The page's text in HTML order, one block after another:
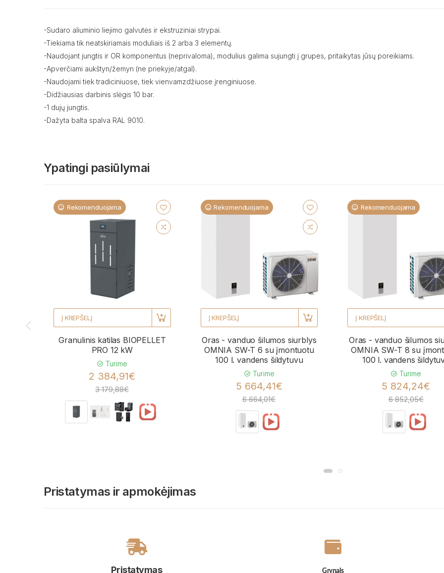
-Sudaro aliuminio liejimo galvutės ir ekstruziniai strypai.
-Tiekiama tik neatskiriamais moduliais iš 2 arba 3 elementų.
-Naudojant jungtis ir OR komponentus (neprivaloma), modulius galima sujungti į grupes, pritaikytas jūsų poreikiams.
-Apverčiami aukštyn/žemyn (ne priekyje/atgal).
-Naudojami tiek tradiciniuose, tiek vienvamzdžiuose įrenginiuose.
-Didžiausias darbinis slėgis 10 bar.
-1 dujų jungtis.
-Dažyta balta spalva RAL 9010.
Ypatingi pasiūlymai
Rekomenduojama
Į KREPŠELĮ
Granulinis katilas BIOPELLET
PRO 12 kW
Turime
2 384,91€
3 179,88€
Rekomenduojama
Į KREPŠELĮ
Oras - vanduo šilumos siurblys
OMNIA SW-T 6 su įmontuotu
100 l. vandens šildytuvu
Turime
5 664,41€
6 664,01€
Rekomenduojama
Į KREPŠELĮ
Oras - vanduo šilumos
OMNIA SW-T 8 su
100 l. vandens
Turime
5 824,24€
6 852,05€
Pristatymas ir apmokėjimas
Pristatymas Grynais